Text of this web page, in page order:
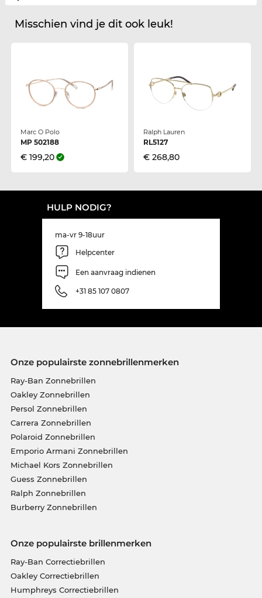
Misschien vind je dit ook leuk!
Marc O Polo
MP 502188
€ 199,20
Ralph Lauren
RL5127
€ 268,80
HULP NODIG?
ma-vr 9-18uur
Helpcenter
Een aanvraag indienen
+31 85 107 0807
Onze populairste zonnebrillenmerken
Ray-Ban Zonnebrillen
Oakley Zonnebrillen
Persol Zonnebrillen
Carrera Zonnebrillen
Polaroid Zonnebrillen
Emporio Armani Zonnebrillen
Michael Kors Zonnebrillen
Guess Zonnebrillen
Ralph Zonnebrillen
Burberry Zonnebrillen
Onze populairste brillenmerken
Ray-Ban Correctiebrillen
Oakley Correctiebrillen
Humphreys Correctiebrillen